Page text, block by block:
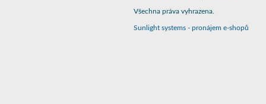
Všechna práva vyhrazena.
Sunlight systems - pronájem e-shopů